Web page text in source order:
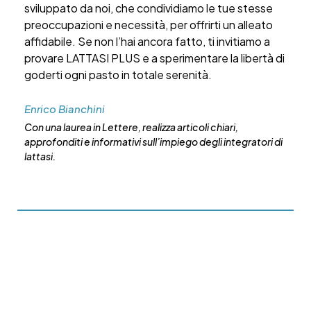
sviluppato da noi, che condividiamo le tue stesse
preoccupazioni e necessità, per offrirti un alleato
affidabile. Se non l’hai ancora fatto, ti invitiamo a
provare LATTASI PLUS e a sperimentare la libertà di
goderti ogni pasto in totale serenità.
Enrico Bianchini
Con una laurea in Lettere, realizza articoli chiari,
approfonditi e informativi sull’impiego degli integratori di
lattasi.